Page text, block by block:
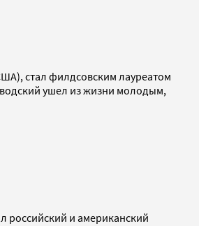
стал филдсовским лауреатом
ушел из жизни молодым,
российский и американский